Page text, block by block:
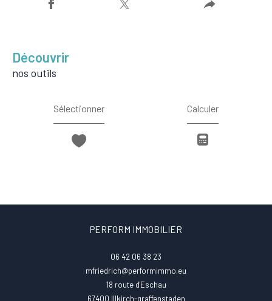
découvrir
nos outils
Sélectionner Calculer
PERFORM IMMOBILIER
06 42 06 38 23
mfriedrich@performimmo.eu
18 route d'Eschau
67400 illkirch-graffenstaden